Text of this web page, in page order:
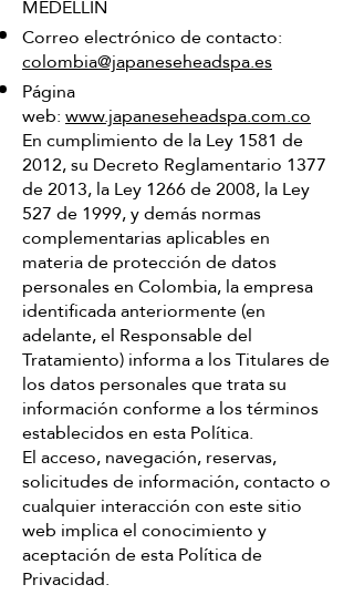
MEDELLÍN
Correo electrónico de contacto:
colombia@japaneseheadspa.es
Página
web:www.japaneseheadspa.com.co
En cumplimiento de la Ley 1581 de
2012, su Decreto Reglamentario 1377
de 2013, la Ley 1266 de 2008, la Ley
527 de 1999, y demás normas
complementarias aplicables en
materia de protección de datos
personales en Colombia, la empresa
identificada anteriormente (en
adelante, el Responsable del
Tratamiento) informa a los Titulares de
los datos personales que trata su
información conforme a los términos
establecidos en esta Política.
El acceso, navegación, reservas,
solicitudes de información, contacto o
cualquier interacción con este sitio
web implica el conocimiento y
aceptación de esta Política de
Privacidad.​